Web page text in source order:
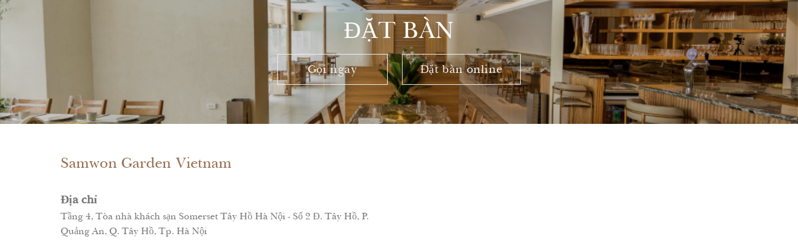
ĐẶT BÀN
Gọi ngay Đặt bàn online
Samwon Garden Vietnam
Địa chỉ
Tầng 4, Tòa nhà khách sạn Somerset Tây Hồ Hà Nội - Số 2 Đ. Tây Hồ, P.
Quảng An, Q. Tây Hồ, Tp. Hà Nội